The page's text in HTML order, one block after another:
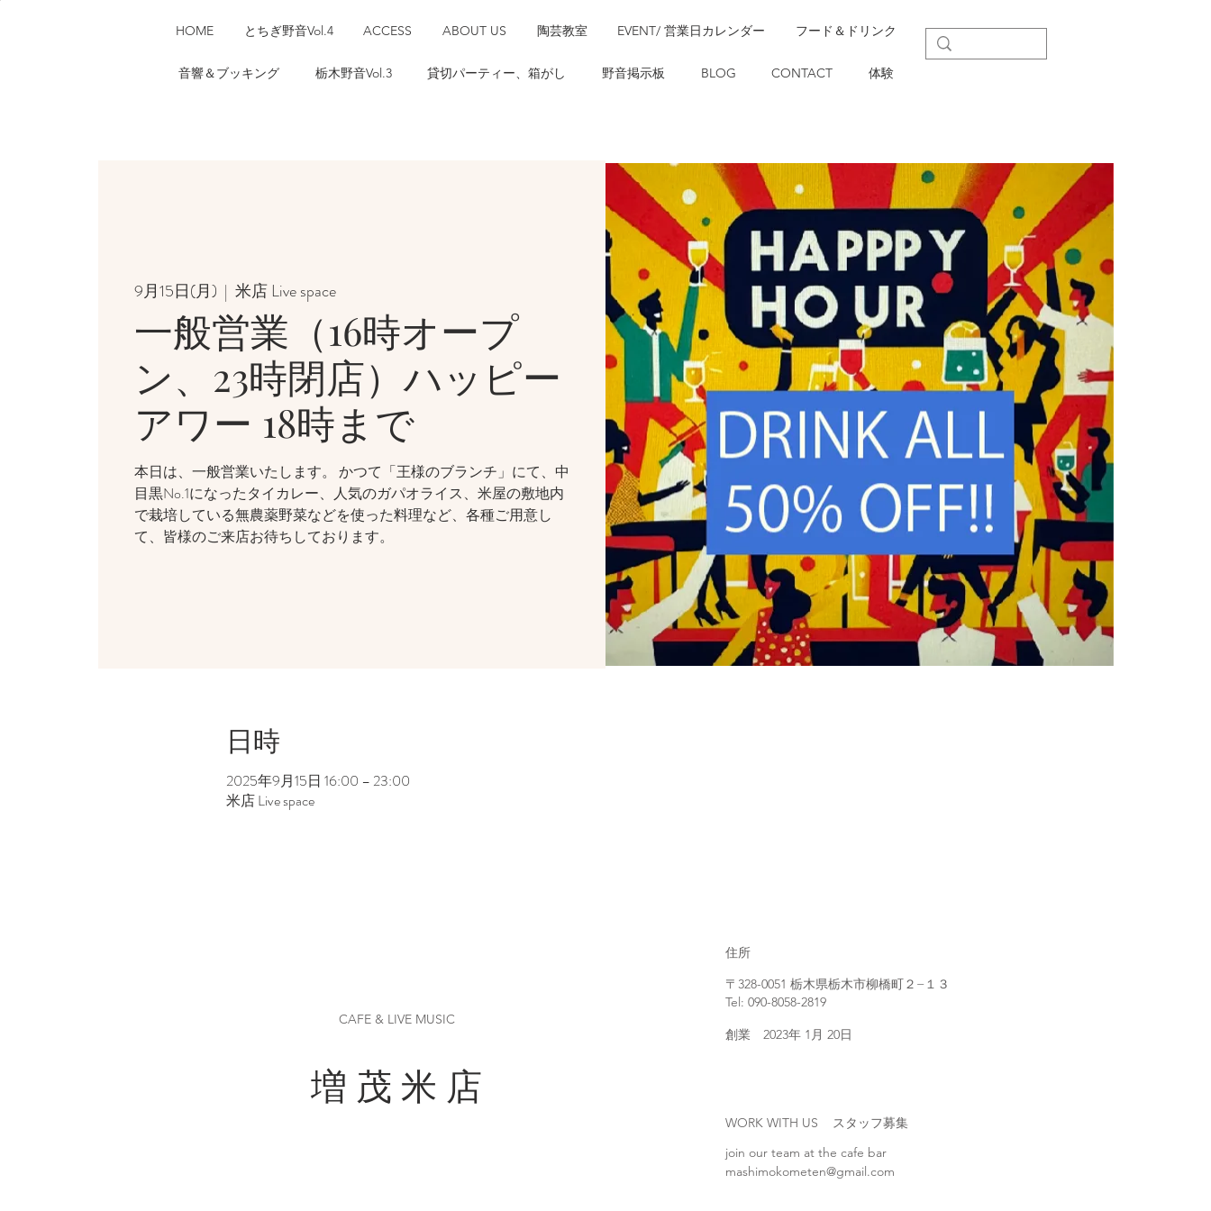
HOME とちぎ野音Vol.4 ACCESS ABOUT US 陶芸教室 EVENT/ 営業日カレンダー フード＆ドリンク
音響＆ブッキング 栃木野音Vol.3 貸切パーティー、箱がし 野音掲示板 BLOG CONTACT 体験
9月15日(月)
  |
米店 Live space
一般営業（16時オープ
ン、23時閉店）ハッピー
アワー 18時まで
本日は、一般営業いたします。 かつて「王様のブランチ」にて、中
目黒No.1になったタイカレー、人気のガパオライス、米屋の敷地内
で栽培している無農薬野菜などを使った料理など、各種ご用意し
て、皆様のご来店お待ちしております。
日時
2025年9月15日 16:00 – 23:00
米店 Live space
住所
CAFE & LIVE MUSIC
〒328-0051 栃木県栃木市柳橋町２−１３
Tel: 090-8058-2819
創業 2023年 1月 20日
増 茂 米 店
WORK WITH US スタッフ募集
join our team at the cafe bar
mashimokometen@gmail.com